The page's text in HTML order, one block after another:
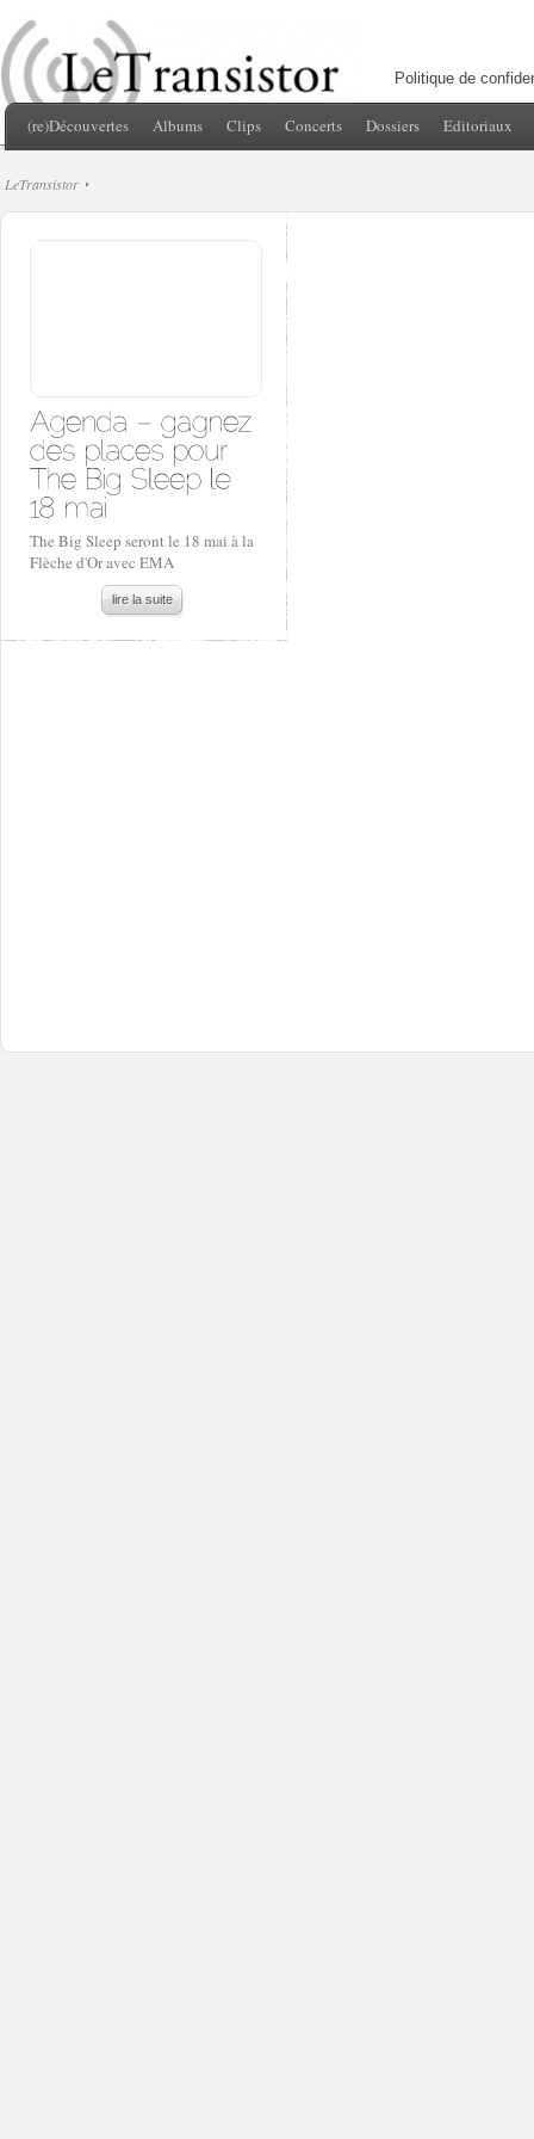
Politique de
(re)Découvertes Albums Clips Concerts Dossiers Editoriaux
LeTransistor
The Big Sleep seront le 18 mai à la
Flèche d'Or avec EMA
lire la suite